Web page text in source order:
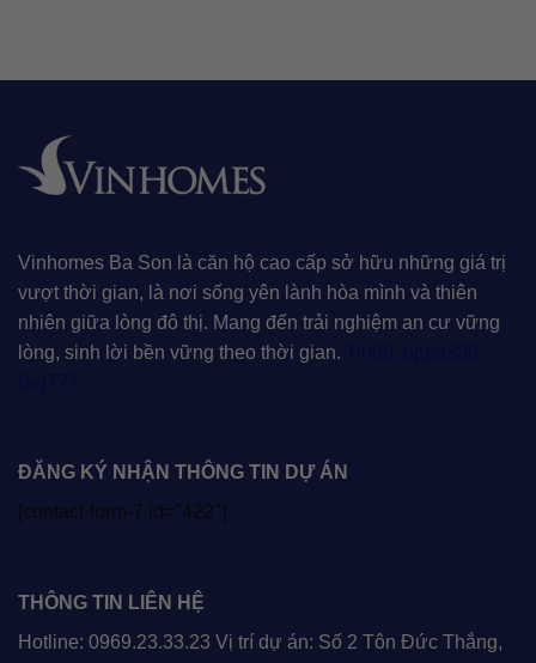
Vinhomes Ba Son là căn hộ cao cấp sở hữu những giá trị
vượt thời gian, là nơi sống yên lành hòa mình và thiên
nhiên giữa lòng đô thị. Mang đến trải nghiệm an cư vững
lòng, sinh lời bền vững theo thời gian.
ĐĂNG KÝ NHẬN THÔNG TIN DỰ ÁN
[contact-form-7 id="422"]
THÔNG TIN LIÊN HỆ
Hotline: 0969.23.33.23 Vị trí dự án: Số 2 Tôn Đức Thắng,